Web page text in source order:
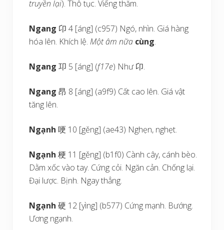
truyền lại). Thô tục. Viếng thăm.
Ngang 卬 4 [áng] (c957) Ngó, nhìn. Giá hàng
hóa lên. Khích lệ. Một âm nữa cùng.
Ngang卭 5 [áng] (f17e) Như 卬.
Ngang昂 8 [áng] (a9f9) Cất cao lên. Giá vật
tăng lên.
Ngạnh哽 10 [gěng] (ae43) Nghẹn, nghẹt.
Ngạnh梗 11 [gěng] (b1f0) Cành cây, cánh bèo.
Dằm xốc vào tay. Cứng cỏi. Ngăn cản. Chống lại.
Đại lược. Bịnh. Ngay thẳng.
Ngạnh硬 12 [yìng] (b577) Cứng mạnh. Bướng.
Ương ngạnh.